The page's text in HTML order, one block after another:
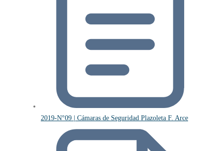
2019-N°09 | Cámaras de Seguridad Plazoleta F. Arce